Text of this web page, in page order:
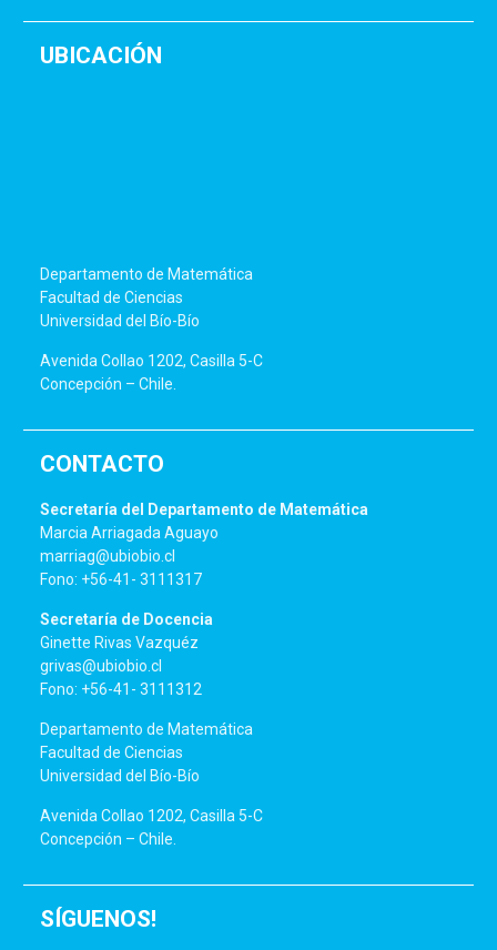
UBICACIÓN
Departamento de Matemática
Facultad de Ciencias
Universidad del Bío-Bío
Avenida Collao 1202, Casilla 5-C
Concepción – Chile.
CONTACTO
Secretaría del Departamento de Matemática
Marcia Arriagada Aguayo
marriag@ubiobio.cl
Fono: +56-41- 3111317
Secretaría de Docencia
Ginette Rivas Vazquéz
grivas@ubiobio.cl
Fono: +56-41- 3111312
Departamento de Matemática
Facultad de Ciencias
Universidad del Bío-Bío
Avenida Collao 1202, Casilla 5-C
Concepción – Chile.
SÍGUENOS!